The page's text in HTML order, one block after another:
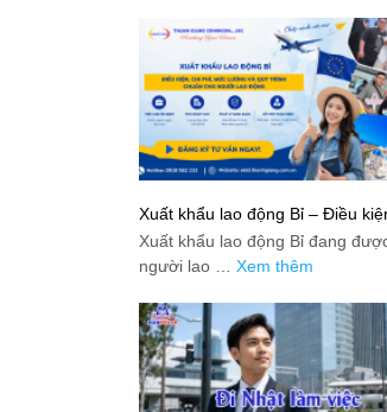
Xuất khẩu lao động Bỉ – Điều
phí, mức lương và quy trình
người lao động
Xuất khẩu lao động Bỉ đang
người lao … Xem thêm